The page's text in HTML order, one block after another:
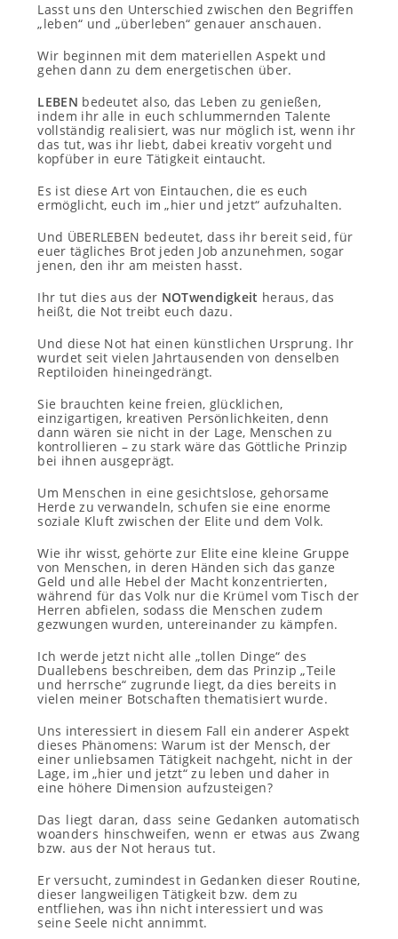
Lasst uns den Unterschied zwischen den Begriffen
„leben“ und „überleben“ genauer anschauen.
Wir beginnen mit dem materiellen Aspekt und
gehen dann zu dem energetischen über.
LEBEN bedeutet also, das Leben zu genießen,
indem ihr alle in euch schlummernden Talente
vollständig realisiert, was nur möglich ist, wenn ihr
das tut, was ihr liebt, dabei kreativ vorgeht und
kopfüber in eure Tätigkeit eintaucht.
Es ist diese Art von Eintauchen, die es euch
ermöglicht, euch im „hier und jetzt“ aufzuhalten.
Und ÜBERLEBEN bedeutet, dass ihr bereit seid, für
euer tägliches Brot jeden Job anzunehmen, sogar
jenen, den ihr am meisten hasst.
Ihr tut dies aus der NOTwendigkeit heraus, das
heißt, die Not treibt euch dazu.
Und diese Not hat einen künstlichen Ursprung. Ihr
wurdet seit vielen Jahrtausenden von denselben
Reptiloiden hineingedrängt.
Sie brauchten keine freien, glücklichen,
einzigartigen, kreativen Persönlichkeiten, denn
dann wären sie nicht in der Lage, Menschen zu
kontrollieren – zu stark wäre das Göttliche Prinzip
bei ihnen ausgeprägt.
Um Menschen in eine gesichtslose, gehorsame
Herde zu verwandeln, schufen sie eine enorme
soziale Kluft zwischen der Elite und dem Volk.
Wie ihr wisst, gehörte zur Elite eine kleine Gruppe
von Menschen, in deren Händen sich das ganze
Geld und alle Hebel der Macht konzentrierten,
während für das Volk nur die Krümel vom Tisch der
Herren abfielen, sodass die Menschen zudem
gezwungen wurden, untereinander zu kämpfen.
Ich werde jetzt nicht alle „tollen Dinge“ des
Duallebens beschreiben, dem das Prinzip „Teile
und herrsche“ zugrunde liegt, da dies bereits in
vielen meiner Botschaften thematisiert wurde.
Uns interessiert in diesem Fall ein anderer Aspekt
dieses Phänomens: Warum ist der Mensch, der
einer unliebsamen Tätigkeit nachgeht, nicht in der
Lage, im „hier und jetzt“ zu leben und daher in
eine höhere Dimension aufzusteigen?
Das liegt daran, dass seine Gedanken automatisch
woanders hinschweifen, wenn er etwas aus Zwang
bzw. aus der Not heraus tut.
Er versucht, zumindest in Gedanken dieser Routine,
dieser langweiligen Tätigkeit bzw. dem zu
entfliehen, was ihn nicht interessiert und was
seine Seele nicht annimmt.